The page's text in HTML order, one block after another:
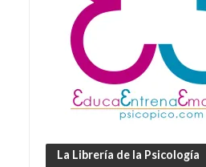
La Librería de la Psicología